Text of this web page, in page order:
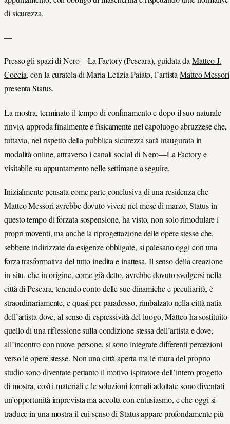
di sicurezza.
—
Presso gli spazi di Nero—La Factory (Pescara), guidata daMatteo J.
Coccia, con la curatela di Maria Letizia Paiato, l’artistaMatteo Messori
presenta Status.
La mostra, terminato il tempo di confinamento e dopo il suo naturale
rinvio, approda finalmente e fisicamente nel capoluogo abruzzese che,
tuttavia, nel rispetto della pubblica sicurezza sarà inaugurata in
modalità online, attraverso i canali social di Nero—La Factory e
visitabile su appuntamento nelle settimane a seguire.
Inizialmente pensata come parte conclusiva di una residenza che
Matteo Messori avrebbe dovuto vivere nel mese di marzo, Status in
questo tempo di forzata sospensione, ha visto, non solo rimodulare i
propri moventi, ma anche la riprogettazione delle opere stesse che,
sebbene indirizzate da esigenze obbligate, si palesano oggi con una
forza trasformativa del tutto inedita e inattesa. Il senso della creazione
in-situ, che in origine, come già detto, avrebbe dovuto svolgersi nella
città di Pescara, tenendo conto delle sue dinamiche e peculiarità, è
straordinariamente, e quasi per paradosso, rimbalzato nella città natia
dell’artista dove, al senso di espressività del luogo, Matteo ha sostituito
quello di una riflessione sulla condizione stessa dell’artista e dove,
all’incontro con nuove persone, si sono integrate differenti percezioni
verso le opere stesse. Non una città aperta ma le mura del proprio
studio sono diventate pertanto il motivo ispiratore dell’intero progetto
di mostra, così i materiali e le soluzioni formali adottate sono diventati
un’opportunità imprevista ma accolta con entusiasmo, e che oggi si
traduce in una mostra il cui senso di Status appare profondamente più